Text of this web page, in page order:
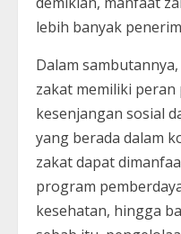
lebih banyak
Dalam
zakat memiliki
kesenjangan sosial
yang berada dalam
zakat dapat
program
kesehatan, hingga